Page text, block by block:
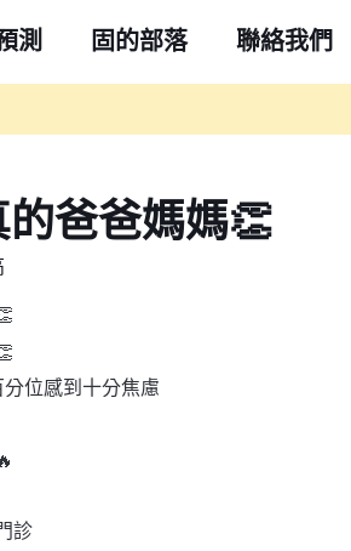
測 固的部落 聯絡我們
爸爸媽媽👏
位感到十分焦慮
診